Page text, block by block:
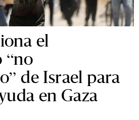
el
“no
de Israel para
en Gaza